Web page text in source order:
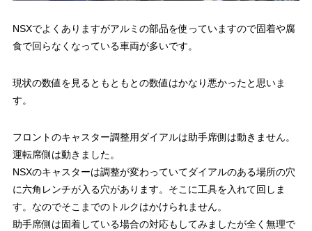
NSXでよくありますがアルミの部品を使っていますので固着や腐
食で回らなくなっている車両が多いです。
現状の数値を見るともともとの数値はかなり悪かったと思いま
す。
フロントのキャスター調整用ダイアルは助手席側は動きません。
運転席側は動きました。
NSXのキャスターは調整が変わっていてダイアルのある場所の穴
に六角レンチが入る穴があります。そこに工具を入れて回しま
す。なのでそこまでのトルクはかけられません。
助手席側は固着している場合の対応もしてみましたが全く無理で